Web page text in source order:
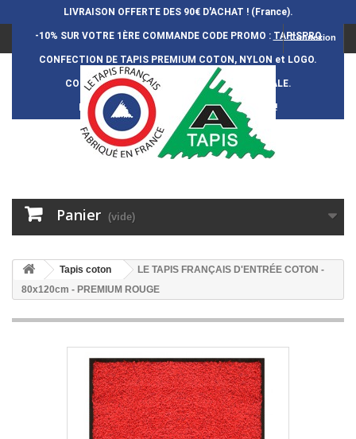
LIVRAISON OFFERTE DES 90€ D'ACHAT ! (France).
-10% SUR VOTRE 1ÈRE COMMANDECODE PROMO : TAPISPRO
CONFECTION DE TAPIS PREMIUM COTON, NYLON et LOGO.
CONFECTION FRANÇ AISE et 100% ARTISANALE.
DURÉE DE VIE DES TAPIS : 5 ANS ENVIRON !
Connexion
Panier (vide)
Tapis coton
LE TAPIS FRANÇAIS D'ENTRÉE COTON -
80x120cm - PREMIUM ROUGE